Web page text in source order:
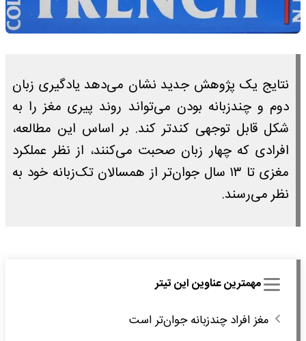
نتایج یک پژوهش جدید نشان می‌دهد یادگیری زبان
دوم و چندزبانه بودن می‌تواند روند پیری مغز را به
شکل قابل توجهی کندتر کند. بر اساس این مطالعه،
افرادی که چهار زبان صحبت می‌کنند، از نظر عملکرد
مغزی تا ۱۳ سال جوان‌تر از همسالان تک‌زبانه خود به
نظر می‌رسند.
مهمترین عناوین این تیتر
مغز افراد چندزبانه جوان‌تر است